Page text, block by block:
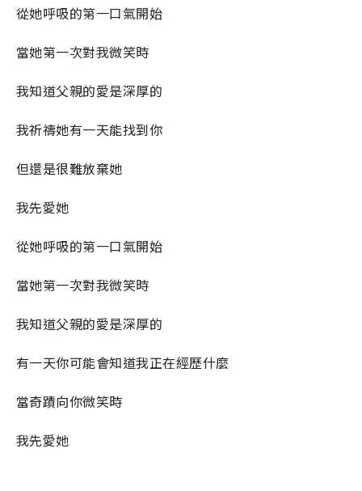
從她呼吸的第一口氣開始
當她第一次對我微笑時
我知道父親的愛是深厚的
我祈禱她有一天能找到你
但還是很難放棄她
我先愛她
從她呼吸的第一口氣開始
當她第一次對我微笑時
我知道父親的愛是深厚的
有一天你可能會知道我正在經歷什麼
當奇蹟向你微笑時
我先愛她